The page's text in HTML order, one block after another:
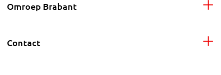
Omroep Brabant
Contact